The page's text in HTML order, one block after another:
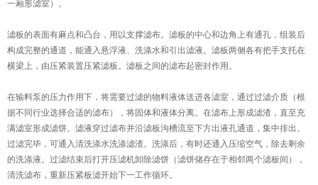
一厢形滤室）。
滤板的表面有麻点和凸台，用以支撑滤布。滤板的中心和边角上有通孔，组装后
构成完整的通道，能通入悬浮液、洗涤水和引出滤液。滤板两侧各有把手支托在
横梁上，由压紧装置压紧滤板。滤板之间的滤布起密封作用。
在输料泵的压力作用下，将需要过滤的物料液体送进各滤室，通过过滤介质（根
据不同行业选择合适的滤布），将固体和液体分离。在滤布上形成滤渣，直至充
满滤室形成滤饼。滤液穿过滤布并沿滤板沟槽流至下方出液孔通道，集中排出。
过滤完毕，可通入清洗涤水洗涤滤渣。洗涤后，有时还通入压缩空气，除去剩余
的洗涤液。过滤结束后打开压滤机卸除滤饼（滤饼储存在于相邻两个滤板间），
清洗滤布，重新压紧板滤开始下一工作循环。